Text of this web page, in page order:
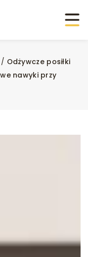
/ Odżywcze posiłki
nawyki przy